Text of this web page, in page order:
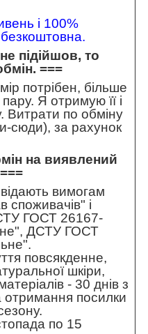
і 100%
підійшов, то
===
потрібен, більше
Я отримую її і
Витрати по обміну
сюди), за рахунок
на виявлений
вимогам
споживачів" і
ГОСТ 26167-
ДСТУ ГОСТ
повсякденне,
шкіри,
- 30 днів з
посилки
по 15